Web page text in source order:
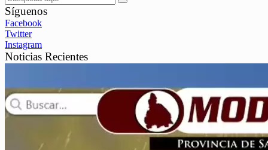
Síguenos
Facebook
Twitter
Instagram
Noticias Recientes